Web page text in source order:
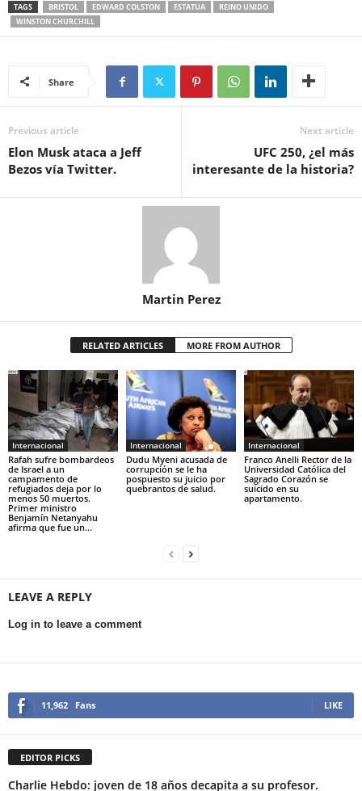
TAGS BRISTOL EDWARD COLSTON ESTATUA
REINO UNIDO
WINSTON CHURCHILL
Share
Previous article
Elon Musk ataca a Jeff
Bezos vía Twitter.
Next article
UFC 250, ¿el más
interesante de la historia?
Martin Perez
RELATED ARTICLES MORE FROM AUTHOR
Internacional
Rafah sufre bombardeos
de Israel a un
campamento de
refugiados deja por lo
menos 50 muertos.
Primer ministro
Benjamín Netanyahu
afirma que fue un...
Internacional
Dudu Myeni acusada de
corrupción se le ha
pospuesto su juicio por
quebrantos de salud.
Internacional
Franco Anelli Rector de la
Universidad Católica del
Sagrado Corazón se
suicido en su
apartamento.
LEAVE A REPLY
Log in to leave a comment
11,962 Fans LIKE
EDITOR PICKS
Charlie Hebdo: joven de 18 años decapita a su profesor.